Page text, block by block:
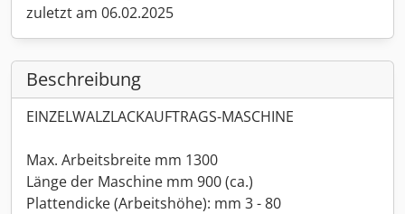
zuletzt am 06.02.2025
Beschreibung
EINZELWALZLACKAUFTRAGS-MASCHINE
Max. Arbeitsbreite mm 1300
Länge der Maschine mm 900 (ca.)
Plattendicke (Arbeitshöhe): mm 3 - 80